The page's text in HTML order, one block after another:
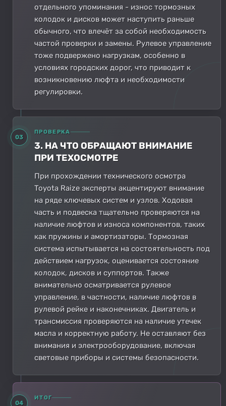
отдельного упоминания - износ тормозных
колодок и дисков может наступить раньше
обычного, что влечёт за собой необходимость
частой проверки и замены. Рулевое управление
тоже подвержено нагрузкам, особенно в
условиях городских дорог, что приводит к
возникновению люфта и необходимости
регулировки.
03
ПРОВЕРКА
3. НА ЧТО ОБРАЩАЮТ ВНИМАНИЕ
ПРИ ТЕХОСМОТРЕ
При прохождении технического осмотра
Toyota Raize эксперты акцентируют внимание
на ряде ключевых систем и узлов. Ходовая
часть и подвеска тщательно проверяются на
наличие люфтов и износа компонентов, таких
как пружины и амортизаторы. Тормозная
система испытывается на состоятельность под
действием нагрузок, оценивается состояние
колодок, дисков и суппортов. Также
внимательно осматривается рулевое
управление, в частности, наличие люфтов в
рулевой рейке и наконечниках. Двигатель и
трансмиссия проверяются на наличие утечек
масла и корректную работу. Не оставляют без
внимания и электрооборудование, включая
световые приборы и системы безопасности.
04
ИТОГ